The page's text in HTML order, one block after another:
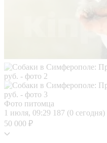
Фото питомца
1 июля, 09:29 187 (0 сегодня)
50 000 ₽